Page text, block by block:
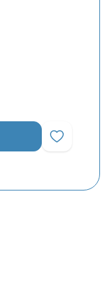
Favoriye Ekle